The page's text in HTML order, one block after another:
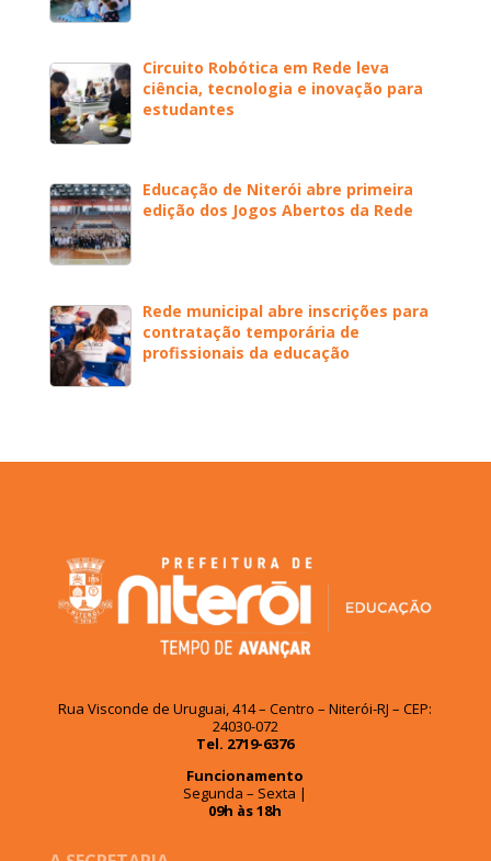
Circuito Robótica em Rede leva
ciência, tecnologia e inovação para
estudantes
Educação de Niterói abre primeira
edição dos Jogos Abertos da Rede
Rede municipal abre inscrições para
contratação temporária de
profissionais da educação
Rua Visconde de Uruguai, 414 – Centro – Niterói-RJ – CEP:
24030-072
Tel. 2719-6376
Funcionamento
Segunda – Sexta |
09h às 18h